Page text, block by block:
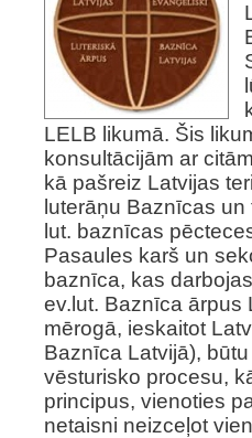
LELB likumā. Šis
konsultācijām ar
kā pašreiz Latvijas
luterāņu Baznīcas
lut. baznīcas
Pasaules karš un
baznīca, kas
ev.lut. Baznīca ārpus
mērogā, ieskaitot
Baznīca Latvijā),
vēsturisko procesu,
principus, vienoties
netaisni neizceļot